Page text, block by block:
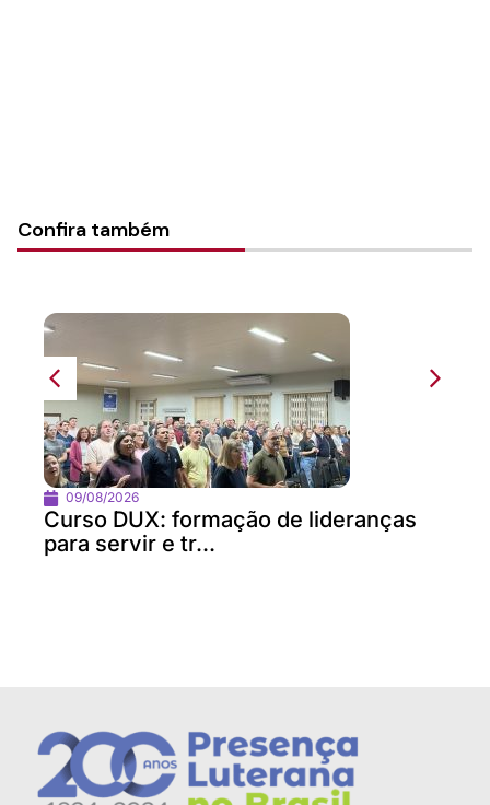
Confira também
09/08/2026
Curso DUX: formação de lideranças
para servir e tr...